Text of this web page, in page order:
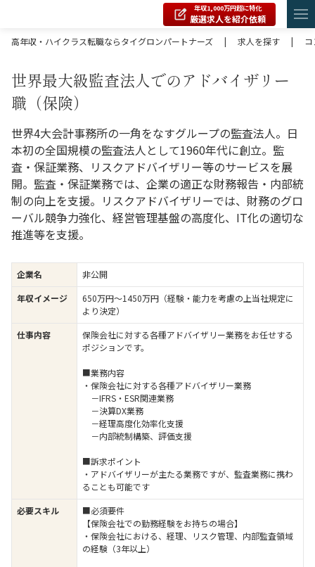
年収1,000万円超に特化
厳選求人を紹介依頼
高年収・ハイクラス転職ならタイグロンパートナーズ
| 求人を探す |
世界最大級監査法人でのアドバイザリー
職（保険）
世界4大会計事務所の一角をなすグループの監査法人。日
本初の全国規模の監査法人として1960年代に創立。監
査・保証業務、リスクアドバイザリー等のサービスを展
開。監査・保証業務では、企業の適正な財務報告・内部統
制の向上を支援。リスクアドバイザリーでは、財務のグロ
ーバル競争力強化、経営管理基盤の高度化、IT化の適切な
推進等を支援。
企業名
非公開
年収イメージ
650万円〜1450万円（経験・能力を考慮の上当社規定に
より決定）
仕事内容
保険会社に対する各種アドバイザリー業務をお任せする
ポジションです。
■業務内容
・保険会社に対する各種アドバイザリー業務
－IFRS・ESR関連業務
－決算DX業務
－経理高度化効率化支援
－内部統制構築、評価支援
■訴求ポイント
・アドバイザリーが主たる業務ですが、監査業務に携わ
ることも可能です
必要スキル
■必須要件
【保険会社での勤務経験をお持ちの場合】
・保険会社における、経理、リスク管理、内部監査領域
の経験（3年以上）